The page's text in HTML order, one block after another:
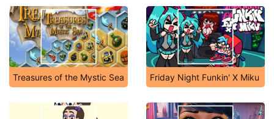
Treasures of the Mystic Sea Friday Night Funkin' X Miku